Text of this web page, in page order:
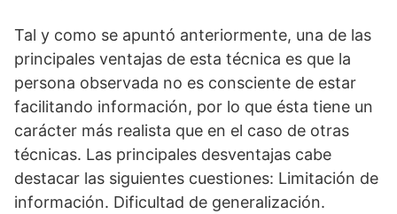
Tal y como se apuntó anteriormente, una de las
principales ventajas de esta técnica es que la
persona observada no es consciente de estar
facilitando información, por lo que ésta tiene un
carácter más realista que en el caso de otras
técnicas. Las principales desventajas cabe
destacar las siguientes cuestiones: Limitación de
información. Dificultad de generalización.